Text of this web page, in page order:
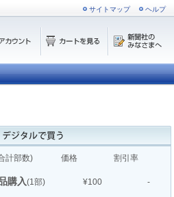
サイトマップ ヘルプ
計部数) 価格 割引率
購入(1部) ¥100 -